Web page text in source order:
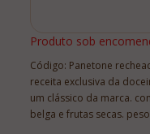
Produto sob
Código: Panetone
receita exclusiva da
um clássico da marca.
belga e frutas secas.